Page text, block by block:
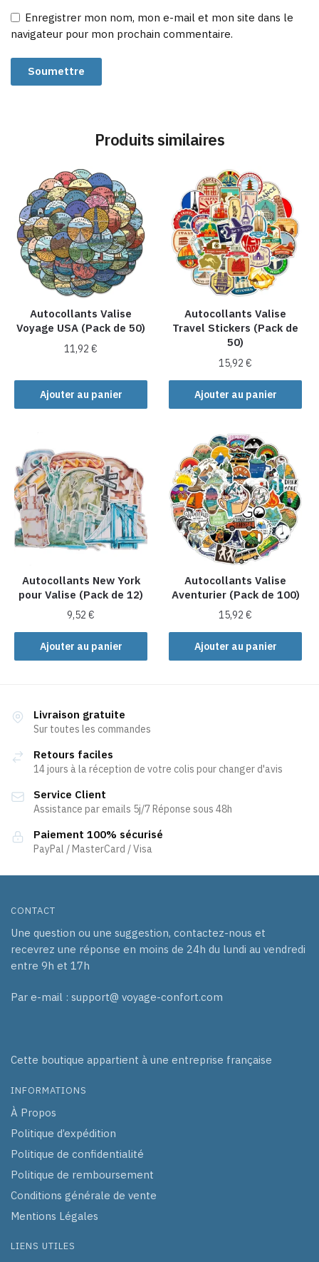
Enregistrer mon nom, mon e-mail et mon site dans le
navigateur pour mon prochain commentaire.
Produits similaires
Autocollants Valise
Voyage USA (Pack de 50)
11,92€
Ajouter au panier
Autocollants Valise
Travel Stickers (Pack de
50)
15,92€
Ajouter au panier
Autocollants New York
pour Valise (Pack de 12)
9,52€
Ajouter au panier
Autocollants Valise
Aventurier (Pack de 100)
15,92€
Ajouter au panier
Livraison gratuite
Sur toutes les commandes
Retours faciles
14 jours à la réception de votre colis pour changer d'avis
Service Client
Assistance par emails 5j/7 Réponse sous 48h
Paiement 100% sécurisé
PayPal / MasterCard / Visa
CONTACT
Une question ou une suggestion, contactez-nous et
recevrez une réponse en moins de 24h du lundi au vendredi
entre 9h et 17h
Par e-mail : support@ voyage-confort.com
Cette boutique appartient à une entreprise française
INFORMATIONS
À Propos
Politique d’expédition
Politique de confidentialité
Politique de remboursement
Conditions générale de vente
Mentions Légales
LIENS UTILES